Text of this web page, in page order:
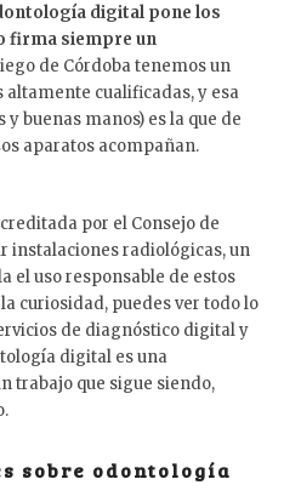
digital pone los
firma siempre un
de Córdoba tenemos un
altamente cualificadas, y esa
buenas manos) es la que de
aparatos acompañan.
por el Consejo de
instalaciones radiológicas, un
el uso responsable de estos
curiosidad, puedes ver todo lo
de diagnóstico digital y
digital es una
trabajo que sigue siendo,
sobre odontología